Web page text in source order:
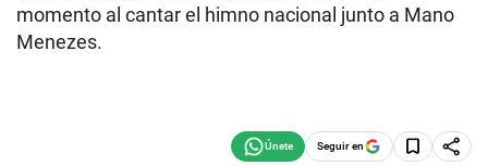
momento al cantar el himno nacional junto a Mano
Menezes.
Seguir en